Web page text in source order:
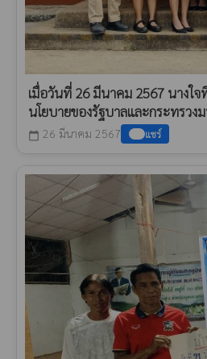
เมื่อวันที่ 26 มีนาคม 2567 นางใ
นโยบายของรัฐบาลและกระทรว
calendar_today 26 มีนาคม 2567 แชร์